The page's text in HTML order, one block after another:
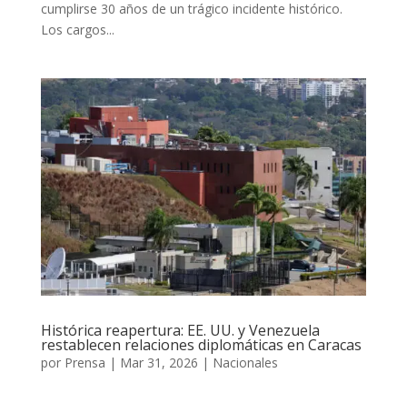
cumplirse 30 años de un trágico incidente histórico. ​
Los cargos...
Histórica reapertura: EE. UU. y Venezuela
restablecen relaciones diplomáticas en Caracas
por Prensa | Mar 31, 2026 | Nacionales